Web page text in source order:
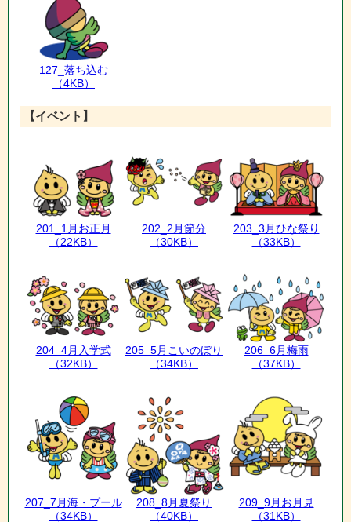
127_落ち込む
（4KB）
【イベント】
201_1月お正月
（22KB）
202_2月節分
（30KB）
203_3月ひな祭り
（33KB）
204_4月入学式
（32KB）
205_5月こいのぼり
（34KB）
206_6月梅雨
（37KB）
207_7月海・プール
（34KB）
208_8月夏祭り
（40KB）
209_9月お月見
（31KB）